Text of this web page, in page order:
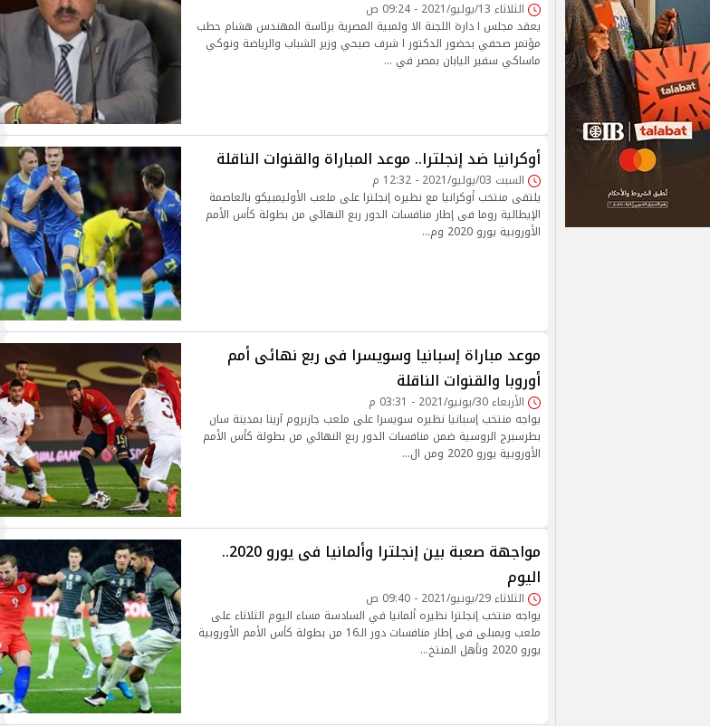
الثلاثاء 13/يوليو/2021 - 09:24 ص
يعقد مجلس ا دارة اللجنة الا ولمبية المصرية برئاسة المهندس هشام حطب
مؤتمر صحفي بحضور الدكتور ا شرف صبحي وزير الشباب والرياضة ونوكي
ماساكي سفير اليابان بمصر في …
أوكرانيا ضد إنجلترا.. موعد المباراة والقنوات الناقلة
السبت 03/يوليو/2021 - 12:32 م
يلتقى منتخب أوكرانيا مع نظيره إنجلترا على ملعب الأوليمبيكو بالعاصمة
الإيطالية روما فى إطار منافسات الدور ربع النهائي من بطولة كأس الأمم
الأوروبية يورو 2020 وم…
موعد مباراة إسبانيا وسويسرا فى ربع نهائى أمم
أوروبا والقنوات الناقلة
الأربعاء 30/يونيو/2021 - 03:31 م
يواجه منتخب إسبانيا نظيره سويسرا على ملعب جازبروم آرينا بمدينة سان
بطرسبرج الروسية ضمن منافسات الدور ربع النهائي من بطولة كأس الأمم
الأوروبية يورو 2020 ومن ال…
مواجهة صعبة بين إنجلترا وألمانيا فى يورو 2020..
اليوم
الثلاثاء 29/يونيو/2021 - 09:40 ص
يواجه منتخب إنجلترا نظيره ألمانيا في السادسة مساء اليوم الثلاثاء على
ملعب ويمبلى فى إطار منافسات دور الـ16 من بطولة كأس الأمم الأوروبية
يورو 2020 وتأهل المنتخ…